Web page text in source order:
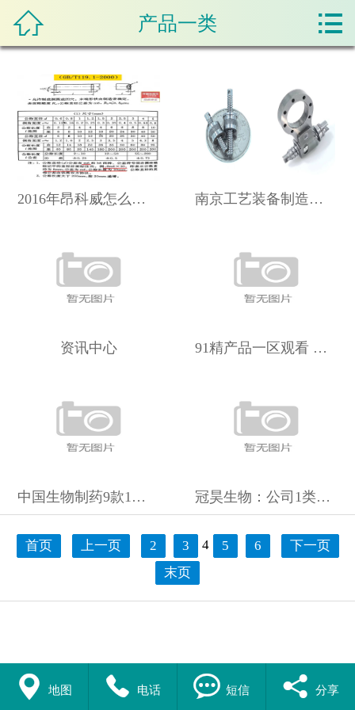
产品展示
新闻资讯
在线留言
 产品一类 
2016年昂科威怎么样昂科威2016款t精英配置 南京工艺装备制造取得滚珠丝杠副螺母加工定位工装专利
资讯中心 91精产品一区观看 MBA智库
中国生物制药9款1类创新药即将获批！未来三年重磅新药即将上市 冠昊生物：公司1类新药本维莫德乳膏产品（商品名：欣比克）可治
首页 上一页 2 3 4 5 6
下一页
末页
 地图  电话  短信  分享